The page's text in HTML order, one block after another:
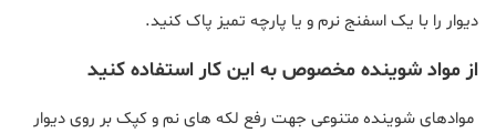
دیوار را با یک اسفنج نرم و یا پارچه تمیز پاک کنید.
از مواد شوینده مخصوص به این کار استفاده کنید
موادهای شوینده متنوعی جهت رفع لکه‌ های نم و کپک بر روی دیوار